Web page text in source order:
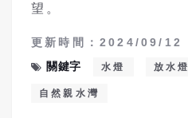
望。
更新時間：2024/09/12
關鍵字
水燈 放水燈
自然親水灣